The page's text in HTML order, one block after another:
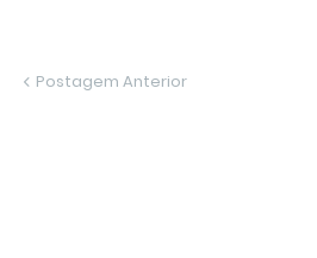
Postagem Anterior